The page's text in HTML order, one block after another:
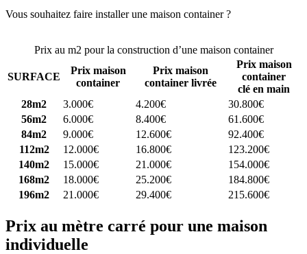
Vous souhaitez faire installer une maison container ?
Prix au m2 pour la construction d’une maison container
SURFACE
Prix maison
container
Prix maison
container livrée
Prix maison
container
clé en main
28m2
3.000€ 4.200€
30.800€
56m2
6.000€ 8.400€
61.600€
84m2
9.000€ 12.600€
92.400€
112m2
12.000€ 16.800€
123.200€
140m2
15.000€ 21.000€
154.000€
168m2
18.000€ 25.200€
184.800€
196m2
21.000€ 29.400€ 215.600€
Prix au mètre carré pour une maison
individuelle